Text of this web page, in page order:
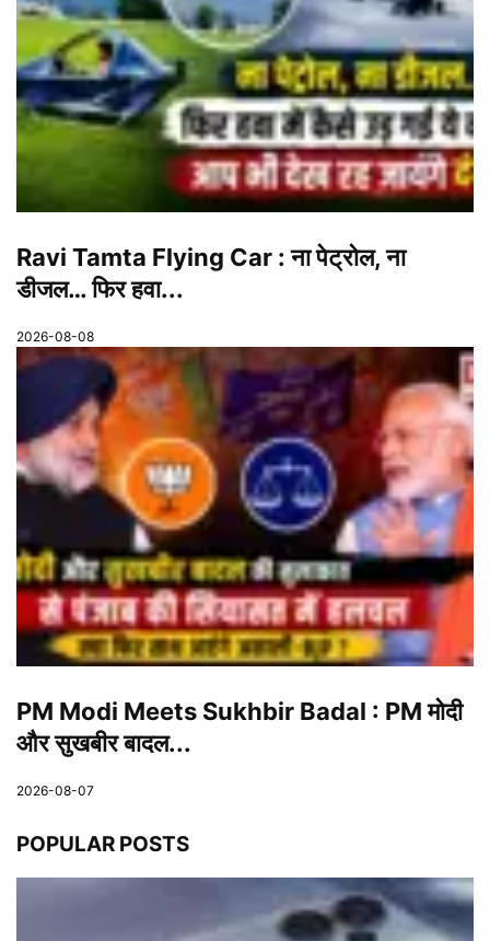
Ravi Tamta Flying Car : ना पेट्रोल, ना
डीजल… फिर हवा...
2026-08-08
PM Modi Meets Sukhbir Badal : PM मोदी
और सुखबीर बादल...
2026-08-07
POPULAR POSTS